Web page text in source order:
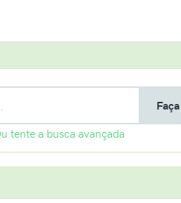
tente a busca avançada